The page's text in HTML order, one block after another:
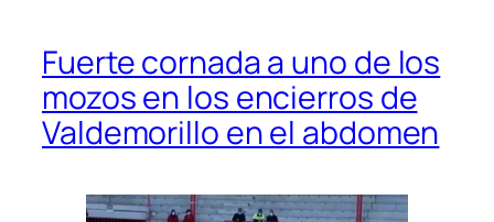
Fuerte cornada a uno de los
mozos en los encierros de
Valdemorillo en el abdomen